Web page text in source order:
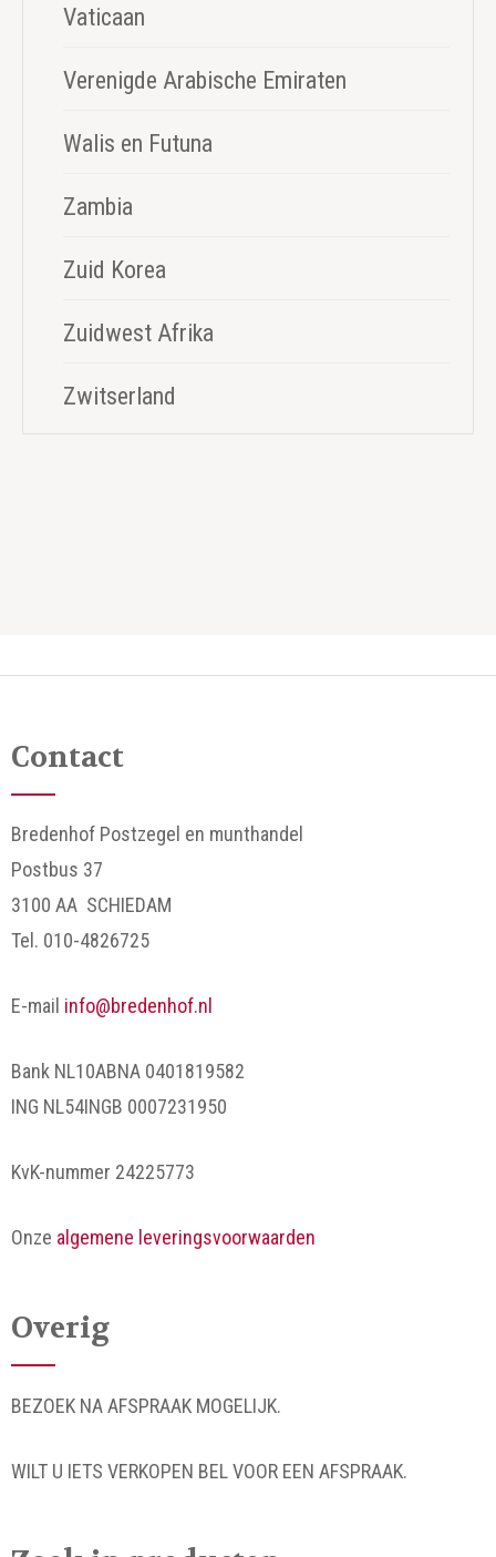
Vaticaan
Verenigde Arabische Emiraten
Walis en Futuna
Zambia
Zuid Korea
Zuidwest Afrika
Zwitserland
Contact
Bredenhof Postzegel en munthandel
Postbus 37
3100 AA SCHIEDAM
Tel. 010-4826725
E-mail info@bredenhof.nl
Bank NL10ABNA 0401819582
ING NL54INGB 0007231950
KvK-nummer 24225773
Onze algemene leveringsvoorwaarden
Overig
BEZOEK NA AFSPRAAK MOGELIJK.
WILT U IETS VERKOPEN BEL VOOR EEN AFSPRAAK.